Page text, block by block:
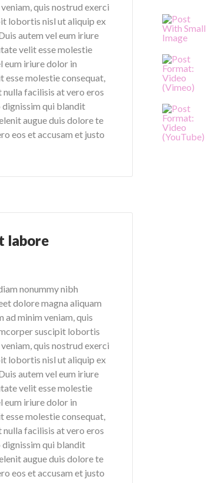
quis nostrud exerci
lobortis nisl ut aliquip ex
autem vel eum iriure
velit esse molestie
eum iriure dolor in
molestie consequat,
facilisis at vero eros
dignissim qui blandit
augue duis dolore te
eos et accusam et justo
labore
nonummy nibh
dolore magna aliquam
minim veniam, quis
suscipit lobortis
quis nostrud exerci
lobortis nisl ut aliquip ex
autem vel eum iriure
velit esse molestie
eum iriure dolor in
molestie consequat,
facilisis at vero eros
dignissim qui blandit
augue duis dolore te
eos et accusam et justo
i
e
s